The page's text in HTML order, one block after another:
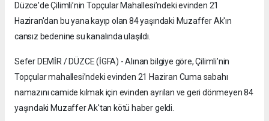
Düzce'de Çilimli’nin Topçular Mahallesi’ndeki evinden 21
Haziran'dan bu yana kayıp olan 84 yaşındaki Muzaffer Ak'ın
cansız bedenine su kanalında ulaşıldı.
Sefer DEMİR / DÜZCE (İGFA) - Alınan bilgiye göre, Çilimli’nin
Topçular mahallesi’ndeki evinden 21 Haziran Cuma sabahı
namazını camide kılmak için evinden ayrılan ve geri dönmeyen 84
yaşındaki Muzaffer Ak'tan kötü haber geldi.